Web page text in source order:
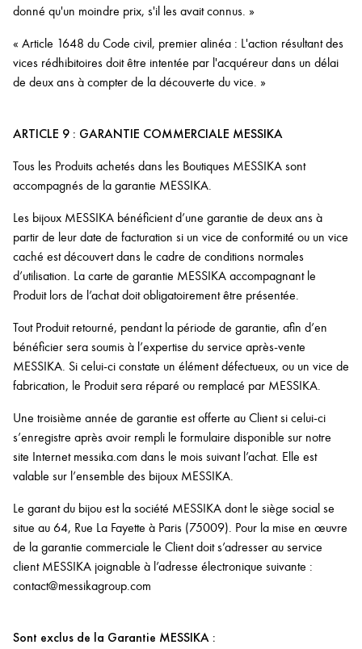
donné qu'un moindre prix, s'il les avait connus. »
« Article 1648 du Code civil, premier alinéa : L'action résultant des
vices rédhibitoires doit être intentée par l'acquéreur dans un délai
de deux ans à compter de la découverte du vice. »
ARTICLE 9 : GARANTIE COMMERCIALE MESSIKA
Tous les Produits achetés dans les Boutiques MESSIKA sont
accompagnés de la garantie MESSIKA.
Les bijoux MESSIKA bénéficient d’une garantie de deux ans à
partir de leur date de facturation si un vice de conformité ou un vice
caché est découvert dans le cadre de conditions normales
d’utilisation. La carte de garantie MESSIKA accompagnant le
Produit lors de l’achat doit obligatoirement être présentée.
Tout Produit retourné, pendant la période de garantie, afin d’en
bénéficier sera soumis à l’expertise du service après-vente
MESSIKA. Si celui-ci constate un élément défectueux, ou un vice de
fabrication, le Produit sera réparé ou remplacé par MESSIKA.
Une troisième année de garantie est offerte au Client si celui-ci
s’enregistre après avoir rempli le formulaire disponible sur notre
site Internet messika.com dans le mois suivant l’achat. Elle est
valable sur l’ensemble des bijoux MESSIKA.
Le garant du bijou est la société MESSIKA dont le siège social se
situe au 64, Rue La Fayette à Paris (75009). Pour la mise en œuvre
de la garantie commerciale le Client doit s’adresser au service
client MESSIKA joignable à l’adresse électronique suivante :
contact@messikagroup.com
Sont exclus de la Garantie MESSIKA :